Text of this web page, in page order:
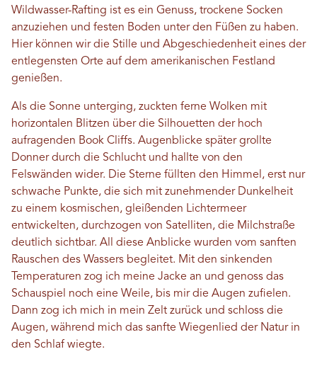
Wildwasser-Rafting ist es ein Genuss, trockene Socken
anzuziehen und festen Boden unter den Füßen zu haben.
Hier können wir die Stille und Abgeschiedenheit eines der
entlegensten Orte auf dem amerikanischen Festland
genießen.
Als die Sonne unterging, zuckten ferne Wolken mit
horizontalen Blitzen über die Silhouetten der hoch
aufragenden Book Cliffs. Augenblicke später grollte
Donner durch die Schlucht und hallte von den
Felswänden wider. Die Sterne füllten den Himmel, erst nur
schwache Punkte, die sich mit zunehmender Dunkelheit
zu einem kosmischen, gleißenden Lichtermeer
entwickelten, durchzogen von Satelliten, die Milchstraße
deutlich sichtbar. All diese Anblicke wurden vom sanften
Rauschen des Wassers begleitet. Mit den sinkenden
Temperaturen zog ich meine Jacke an und genoss das
Schauspiel noch eine Weile, bis mir die Augen zufielen.
Dann zog ich mich in mein Zelt zurück und schloss die
Augen, während mich das sanfte Wiegenlied der Natur in
den Schlaf wiegte.